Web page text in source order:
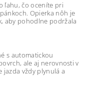
ľahu, čo oceníte pri
Opierka nôh je
aby pohodlne podržala
s automatickou
ale aj nerovnosti v
vždy plynulá a